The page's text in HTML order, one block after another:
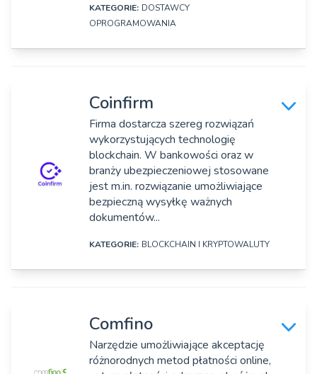
https://www.climatica.ai/
Tadeusz Prochowicz
KATEGORIE: DOSTAWCY
OPROGRAMOWANIA
Nazwa firmy:
Cloudsail Digital Solutions, sp. z o.o.
Al. Wolności 12/202, Kalisz
Strona www:
https://www.cloudsail.com/
Rok założenia:
Coinfirm
Firma dostarcza szereg rozwiązań
wykorzystujących technologię
blockchain. W bankowości oraz w
branży ubezpieczeniowej stosowane
jest m.in. rozwiązanie umożliwiające
bezpieczną wysyłkę ważnych
dokumentów...
KATEGORIE: BLOCKCHAIN I KRYPTOWALUTY
Nazwa firmy:
Coinfirm Blockchain Lab Sp. z o.o.
Adres:
Comfino
Narzędzie umożliwiające akceptację
różnorodnych metod płatności online,